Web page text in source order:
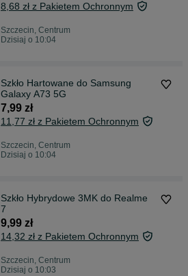
8,68 zł z Pakietem Ochronnym
Szczecin, Centrum
Dzisiaj o 10:04
Szkło Hartowane do Samsung
Galaxy A73 5G
7,99 zł
11,77 zł z Pakietem Ochronnym
Szczecin, Centrum
Dzisiaj o 10:04
Szkło Hybrydowe 3MK do Realme
7
9,99 zł
14,32 zł z Pakietem Ochronnym
Szczecin, Centrum
Dzisiaj o 10:03